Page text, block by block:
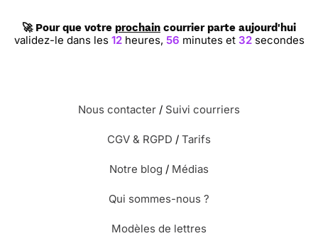
🚀 Pour que votre prochain courrier parte aujourd'hui
validez-le dans les 12heures, 56 minutes et 32secondes
Nous contacter / Suivi courriers
CGV & RGPD / Tarifs
Notre blog / Médias
Qui sommes-nous ?
Modèles de lettres